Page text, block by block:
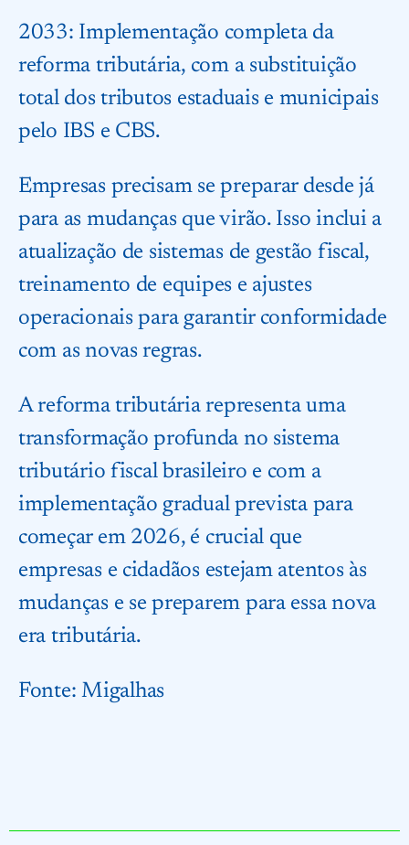
2033: Implementação completa da
reforma tributária, com a substituição
total dos tributos estaduais e municipais
pelo IBS e CBS.
Empresas precisam se preparar desde já
para as mudanças que virão. Isso inclui a
atualização de sistemas de gestão fiscal,
treinamento de equipes e ajustes
operacionais para garantir conformidade
com as novas regras.
A reforma tributária representa uma
transformação profunda no sistema
tributário fiscal brasileiro e com a
implementação gradual prevista para
começar em 2026, é crucial que
empresas e cidadãos estejam atentos às
mudanças e se preparem para essa nova
era tributária.
Fonte:Migalhas